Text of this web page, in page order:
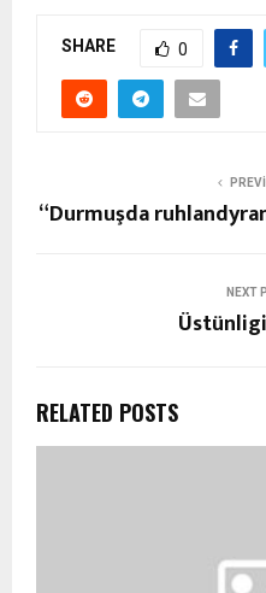
SHARE 0
“Durmuşda
NEXT
RELATED POSTS